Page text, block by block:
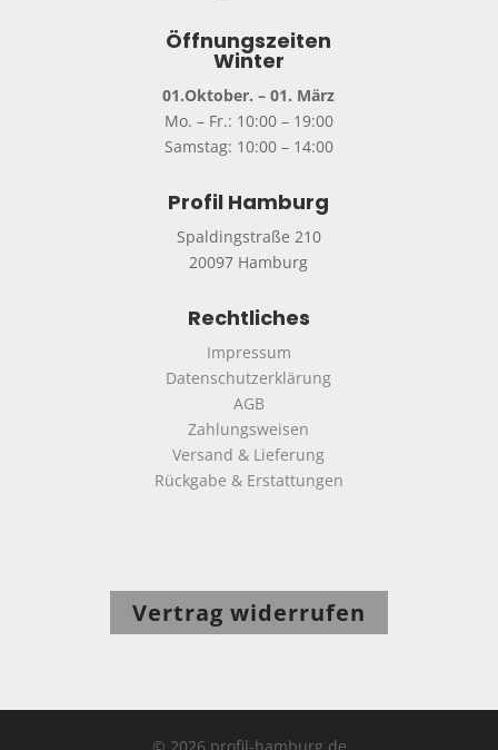
Öffnungszeiten
Winter
01.Oktober. – 01. März
Mo. – Fr.: 10:00 – 19:00
Samstag: 10:00 – 14:00
Profil Hamburg
Spaldingstraße 210
20097 Hamburg
Rechtliches
Impressum
Datenschutzerklärung
AGB
Zahlungsweisen
Versand & Lieferung
Rückgabe & Erstattungen
Vertrag widerrufen